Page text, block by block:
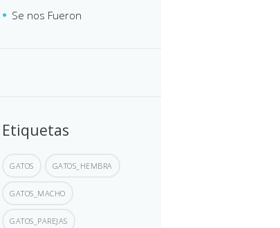
Se nos Fueron
Etiquetas
GATOS GATOS_HEMBRA
GATOS_MACHO
GATOS_PAREJAS